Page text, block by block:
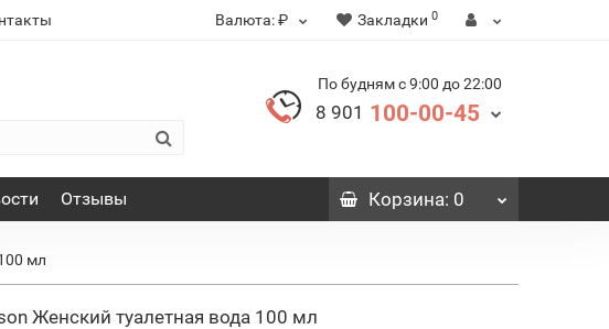
Валюта:₽ Закладки 0
По будням с 9:00 до 22:00
8 901 100-00-45
Отзывы Корзина: 0
мл
Женский туалетная вода 100 мл